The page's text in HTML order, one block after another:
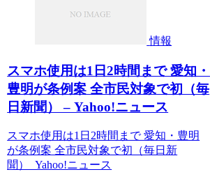
情報
スマホ使用は1日2時間まで 愛知・
豊明が条例案 全市民対象で初（毎
日新聞） – Yahoo!ニュース
スマホ使用は1日2時間まで 愛知・豊明
が条例案 全市民対象で初（毎日新
聞） Yahoo!ニュース